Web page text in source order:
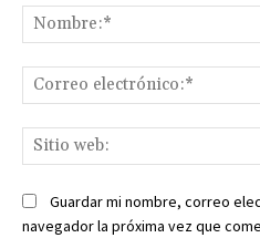
Guardar mi nombre, correo
navegador la próxima vez que